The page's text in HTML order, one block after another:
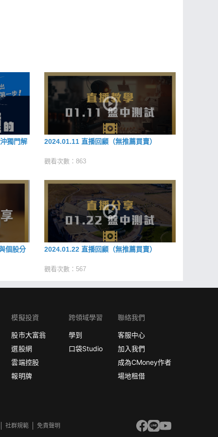
獨門解 2024.01.11 直播回顧（無推薦買賣）
觀看次數：863
個股分 2024.01.22 直播回顧（無推薦買賣）
觀看次數：567
模擬投資
股市大富翁
選股網
雲端控股
報明牌
跨領域學習
學到
口袋Studio
聯絡我們
客服中心
加入我們
成為CMoney作者
場地租借
社群規範 免責聲明